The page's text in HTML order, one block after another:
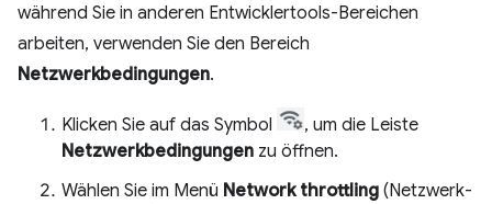
während Sie in anderen Entwicklertools-Bereichen
arbeiten, verwenden Sie den Bereich
Netzwerkbedingungen.
Klicken Sie auf das Symbol
, um die Leiste
Netzwerkbedingungen zu öffnen.
Wählen Sie im Menü Network throttling (Netzwerk-